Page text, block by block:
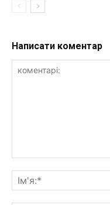
Написати коментар